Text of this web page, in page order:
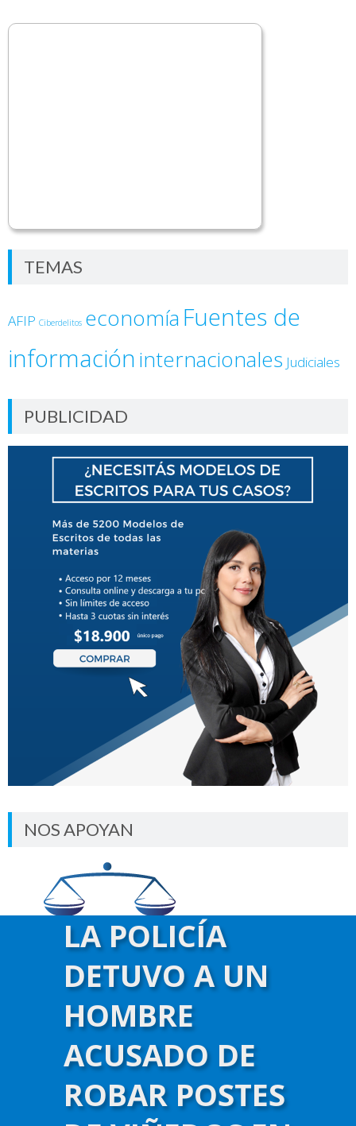
TEMAS
AFIP Ciberdelitos economía Fuentes de
informacióninternacionales Judiciales
PUBLICIDAD
NOS APOYAN
LA POLICÍA
DETUVO A UN
HOMBRE
ACUSADO DE
ROBAR POSTES